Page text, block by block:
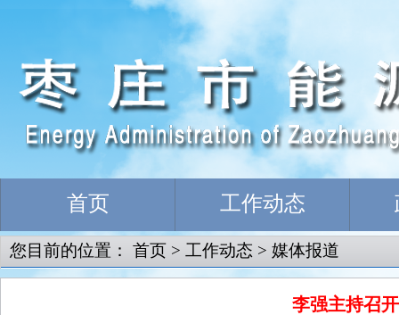
首页 工作动态
您目前的位置： 首页 > 工作动态 > 媒体报道
李强主持召